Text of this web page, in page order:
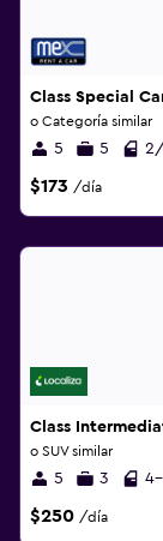
Class Special
o Categoría similar
5 5
$173 /día
Class
o SUV similar
5 3
$250 /día